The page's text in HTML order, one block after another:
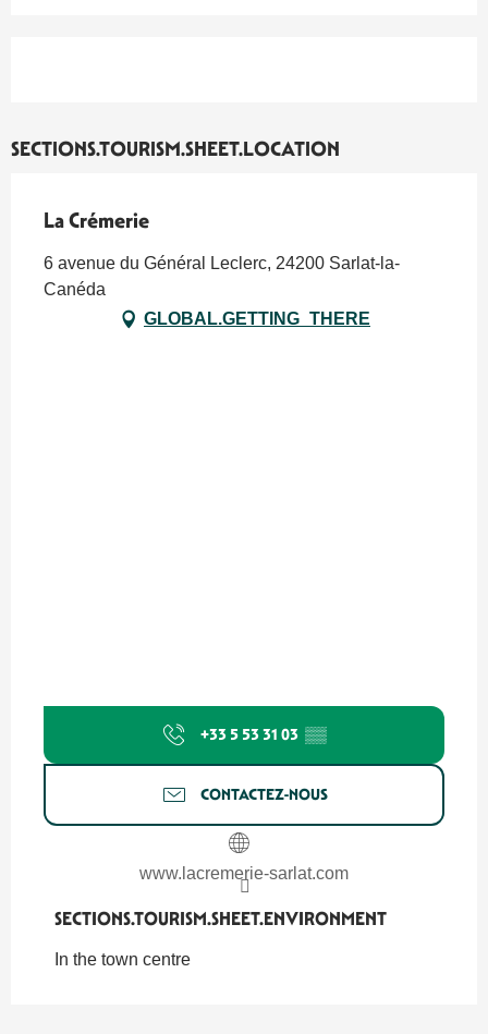
SECTIONS.TOURISM.SHEET.LOCATION
La Crémerie
6 avenue du Général Leclerc, 24200 Sarlat-la-
Canéda
GLOBAL.GETTING_THERE
+33 5 53 31 03 ▒▒
CONTACTEZ-NOUS
www.lacremerie-sarlat.com
SECTIONS.TOURISM.SHEET.ENVIRONMENT
SECTIONS.TOURISM.SHEET.ENVIRONMENT
In the town centre